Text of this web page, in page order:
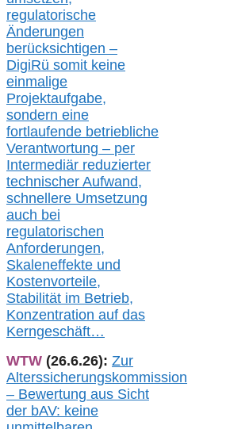
regulatorische
Änderungen
berücksichtigen –
DigiRü somit keine
einmalige
Projektaufgabe,
sondern eine
fortlaufende betriebliche
Verantwortung – per
Intermediär reduzierter
technischer Aufwand,
schnellere Umsetzung
auch bei
regulatorischen
Anforderungen,
Skaleneffekte und
Kostenvorteile,
Stabilität im Betrieb,
Konzentration auf das
Kerngeschäft…
WTW (26.6.26): Zur
Alterssicherungskommission
– Bewertung aus Sicht
der bAV: keine